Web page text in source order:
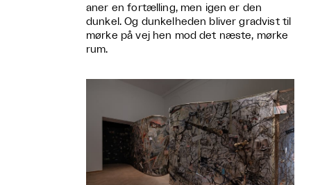
aner en fortælling, men igen er den
dunkel. Og dunkelheden bliver gradvist til
mørke på vej hen mod det næste, mørke
rum.